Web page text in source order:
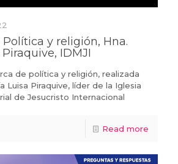
y religión, Hna.
IDMJI
de política y religión, realizada
Luisa Piraquive, líder de la Iglesia
de Jesucristo Internacional
Read more